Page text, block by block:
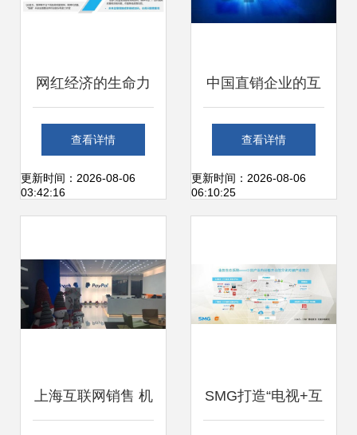
网红经济的生命力
几何？上海互联网
销售的转型与思考
查看详情
更新时间：2026-08-06
03:42:16
中国直销企业的互
联网化转型 安利、
自然阳光等积极布
及全国市场体验
查看详情
更新时间：2026-08-06
06:10:25
上海互联网销售 机 SMG打造“电视+互